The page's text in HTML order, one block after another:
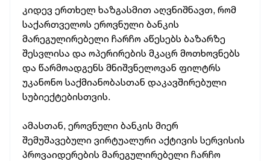
კიდევ ერთხელ ხაზგასმით აღვნიშნავთ, რომ
საქართველოს ეროვნული ბანკის
მარეგულირებელი ჩარჩო აწესებს ბაზარზე
შესვლისა და ოპერირების მკაცრ მოთხოვნებს
და წარმოადგენს მნიშვნელოვან ფილტრს
უკანონო საქმიანობასთან დაკავშირებული
სუბიექტებისთვის.
ამასთან, ეროვნული ბანკის მიერ
შემუშავებული ვირტუალური აქტივის სერვისის
პროვაიდერების მარეგულირებელი ჩარჩო